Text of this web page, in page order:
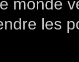
monde
les